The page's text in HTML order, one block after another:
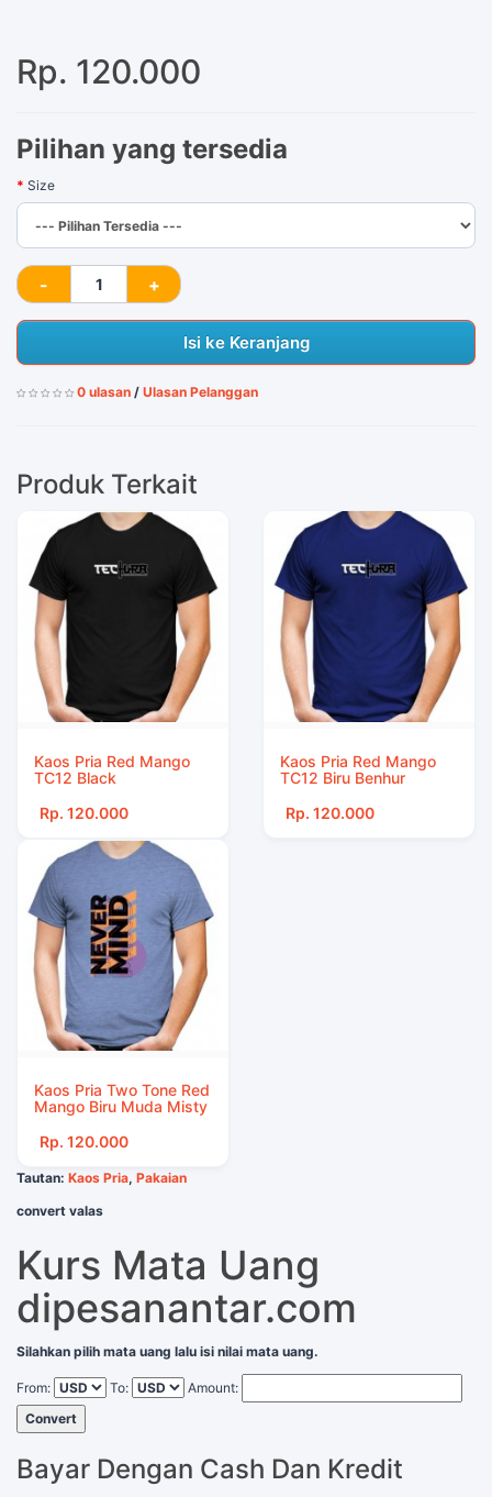
Rp. 120.000
Pilihan yang tersedia
Size
Isi ke Keranjang
0 ulasan / Ulasan Pelanggan
Produk Terkait
Kaos Pria Red Mango
TC12 Black
Rp. 120.000
Kaos Pria Red Mango
TC12 Biru Benhur
Rp. 120.000
Kaos Pria Two Tone Red
Mango Biru Muda Misty
Rp. 120.000
Tautan: Kaos Pria, Pakaian
convert valas
Kurs Mata Uang
dipesanantar.com
Silahkan pilih mata uang lalu isi nilai mata uang.
From: To:
Amount:
Convert
Bayar Dengan Cash Dan Kredit